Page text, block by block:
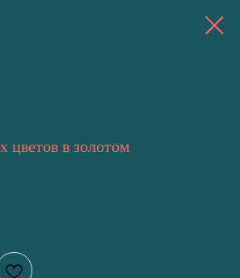
цветов в золотом